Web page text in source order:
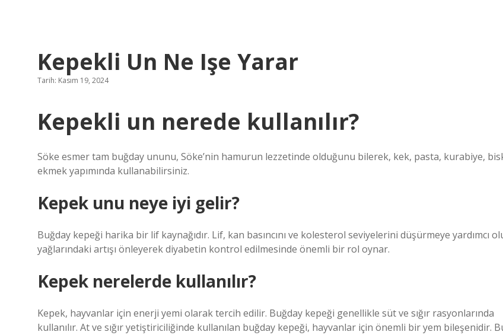
Kepekli Un Ne Işe Yarar
Tarih: Kasım 19, 2024
Kepekli un nerede kullanılır?
Söke esmer tam buğday ununu, Söke’nin hamurun lezzetinde olduğunu bilerek, kek, pasta, kurabiye,
ekmek yapımında kullanabilirsiniz.
Kepek unu neye iyi gelir?
Buğday kepeği harika bir lif kaynağıdır. Lif, kan basıncını ve kolesterol seviyelerini düşürmeye yardımcı
yağlarındaki artışı önleyerek diyabetin kontrol edilmesinde önemli bir rol oynar.
Kepek nerelerde kullanılır?
Kepek, hayvanlar için enerji yemi olarak tercih edilir. Buğday kepeği genellikle süt ve sığır rasyonlarında
kullanılır. At ve sığır yetiştiriciliğinde kullanılan buğday kepeği, hayvanlar için önemli bir yem bileşenidir.